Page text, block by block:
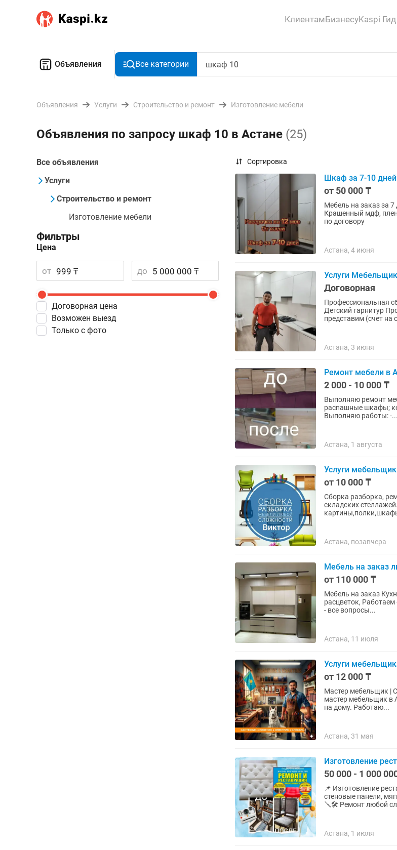
КлиентамБизнесуKaspi Гид
Объявления Все категории
Объявления Услуги Строительство и ремонт Изготовление мебели
Объявления по запросу шкаф 10 в Астане (25)
Все объявления
Услуги
Строительство и ремонт
Изготовление мебели
Фильтры
Цена
от до
Договорная цена
Возможен выезд
Только с фото
Сортировка
Шкаф за 7-10
от 50 000 ₸
Мебель на заказ за
Крашенный мдф, пленочный мдф,
по договору
Астана, 4 июня
Услуги
Договорная
Профессиональная сборка и
Детский гарнитур
представим (счет на
Астана, 3 июня
Ремонт мебели в
2 000 - 10 000 ₸
Выполняю ремонт мебели с
распашные шкафы;
Выполняю работы: -...
Астана, 1 августа
Услуги
от 10 000 ₸
Сборка разборка,
складских
Астана, позавчера
Мебель на заказ
от 110 000 ₸
Мебель на заказ Кухни, Шкафы, Детский, Прихожие, Офисный мебель. И т.д. Более 150
расцветок, Работаем с такими материалами как ШПОН, МДФ, ЛДСП, egger, blum, Hettich, boyard
- все вопросы...
Астана, 11 июля
Услуги
от 12 000 ₸
Мастер мебельщик |
мастер мебельщик в
на дому. Работаю...
Астана, 31 мая
Изготовление
50 000 - 1 000
📌 Изготовление
стеновые панели,
🪛🛠️ Ремонт любой
Астана, 1 июля